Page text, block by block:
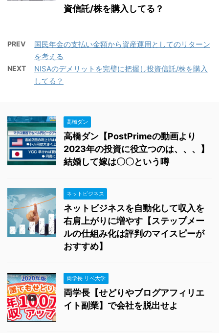
資信託/株を購入してる？
PREV
国民年金の支払い金額から資産運用としてのリターン
を考える
NEXT
NISAのデメリットを完璧に把握し投資信託/株を購入
してる？
高橋ダン
高橋ダン【PostPrimeの動画より
2023年の投資に役立つのは、、、】
結婚して嫁は〇〇という噂
ネットビジネス
ネットビジネスを自動化して収入を
右肩上がりに増やす【ステップメー
ルの仕組み化は評判のマイスピーが
おすすめ】
両学長 リベ大学
両学長【せどりやブログアフィリエ
イト副業】で会社を脱出せよ